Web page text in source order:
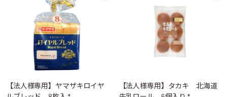
【法人様専用】ヤマザキロイヤ
【法人様専用】タカキ 北海道